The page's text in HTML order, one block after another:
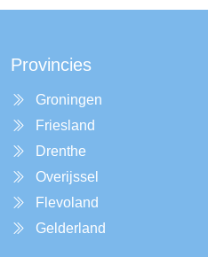
Provincies
Groningen
Friesland
Drenthe
Overijssel
Flevoland
Gelderland